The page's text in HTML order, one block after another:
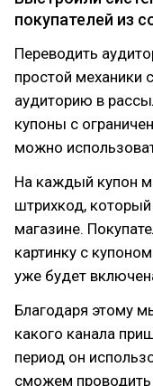
покупателей из
Переводить
простой механики
аудиторию в
купоны с
можно
На каждый купон
штрихкод,
магазине.
картинку с
уже будет
Благодаря этому
какого канала
период он
сможем проводить